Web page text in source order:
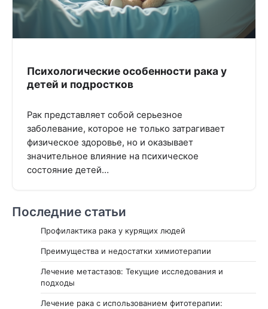
Психологические особенности рака у
детей и подростков
Рак представляет собой серьезное
заболевание, которое не только затрагивает
физическое здоровье, но и оказывает
значительное влияние на психическое
состояние детей…
Последние статьи
Профилактика рака у курящих людей
Преимущества и недостатки химиотерапии
Лечение метастазов: Текущие исследования и
подходы
Лечение рака с использованием фитотерапии: